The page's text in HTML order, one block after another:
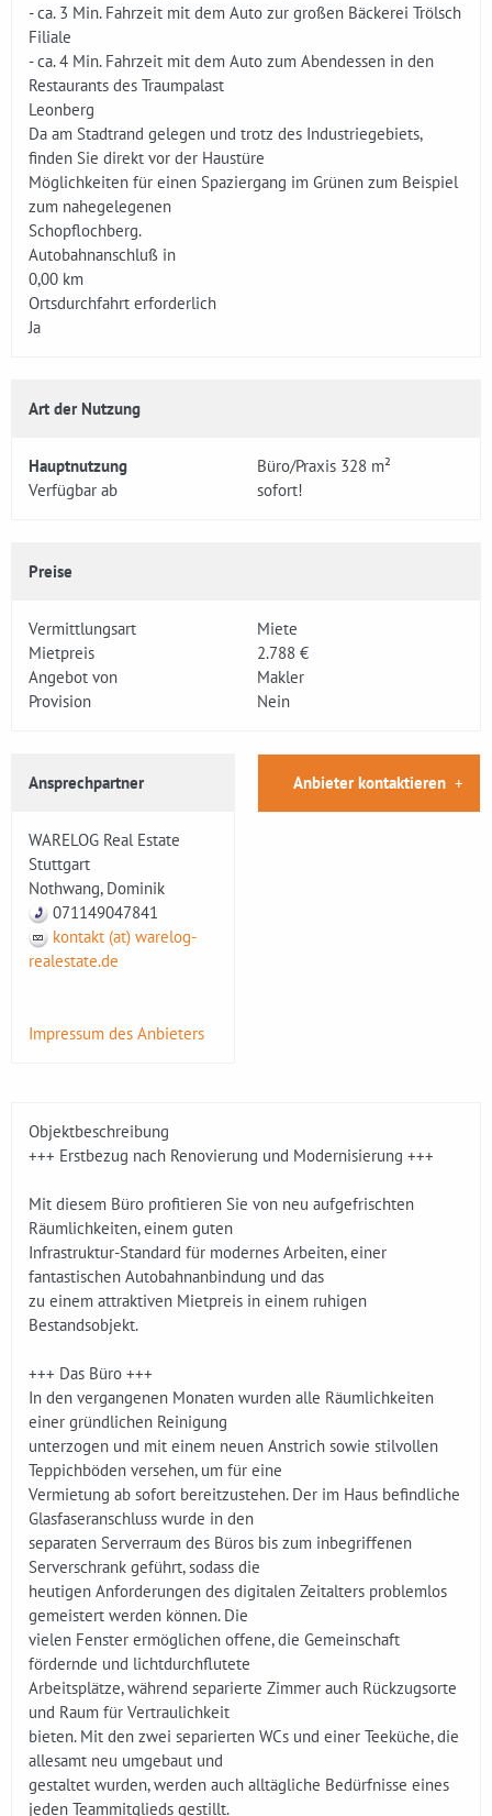
- ca. 3 Min. Fahrzeit mit dem Auto zur großen Bäckerei Trölsch
Filiale
- ca. 4 Min. Fahrzeit mit dem Auto zum Abendessen in den
Restaurants des Traumpalast
Leonberg
Da am Stadtrand gelegen und trotz des Industriegebiets,
finden Sie direkt vor der Haustüre
Möglichkeiten für einen Spaziergang im Grünen zum Beispiel
zum nahegelegenen
Schopflochberg.
Autobahnanschluß in
0,00 km
Ortsdurchfahrt erforderlich
Ja
Art der Nutzung
Hauptnutzung
Büro/Praxis 328 m²
Verfügbar ab
sofort!
Preise
Vermittlungsart
Miete
Mietpreis
2.788 €
Angebot von
Makler
Provision
Nein
Ansprechpartner
WARELOG Real Estate
Stuttgart
Nothwang, Dominik
071149047841
kontakt (at) warelog-
realestate.de
Impressum des Anbieters
Anbieter kontaktieren
Objektbeschreibung
+++ Erstbezug nach Renovierung und Modernisierung +++
Mit diesem Büro profitieren Sie von neu aufgefrischten
Räumlichkeiten, einem guten
Infrastruktur-Standard für modernes Arbeiten, einer
fantastischen Autobahnanbindung und das
zu einem attraktiven Mietpreis in einem ruhigen
Bestandsobjekt.
+++ Das Büro +++
In den vergangenen Monaten wurden alle Räumlichkeiten
einer gründlichen Reinigung
unterzogen und mit einem neuen Anstrich sowie stilvollen
Teppichböden versehen, um für eine
Vermietung ab sofort bereitzustehen. Der im Haus befindliche
Glasfaseranschluss wurde in den
separaten Serverraum des Büros bis zum inbegriffenen
Serverschrank geführt, sodass die
heutigen Anforderungen des digitalen Zeitalters problemlos
gemeistert werden können. Die
vielen Fenster ermöglichen offene, die Gemeinschaft
fördernde und lichtdurchflutete
Arbeitsplätze, während separierte Zimmer auch Rückzugsorte
und Raum für Vertraulichkeit
bieten. Mit den zwei separierten WCs und einer Teeküche, die
allesamt neu umgebaut und
gestaltet wurden, werden auch alltägliche Bedürfnisse eines
jeden Teammitglieds gestillt.